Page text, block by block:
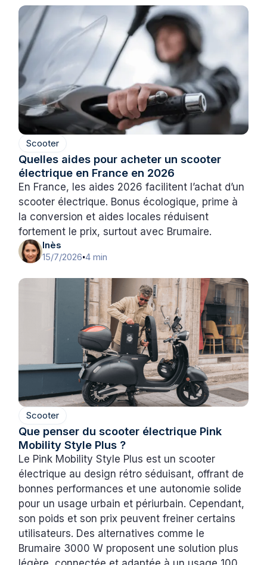
Scooter
Quelles aides pour acheter un scooter
électrique en France en 2026
En France, les aides 2026 facilitent l’achat d’un
scooter électrique. Bonus écologique, prime à
la conversion et aides locales réduisent
fortement le prix, surtout avec Brumaire.
Inès
15/7/2026•4 min
Scooter
Que penser du scooter électrique Pink
Mobility Style Plus ?
Le Pink Mobility Style Plus est un scooter
électrique au design rétro séduisant, offrant de
bonnes performances et une autonomie solide
pour un usage urbain et périurbain. Cependant,
son poids et son prix peuvent freiner certains
utilisateurs. Des alternatives comme le
Brumaire 3000 W proposent une solution plus